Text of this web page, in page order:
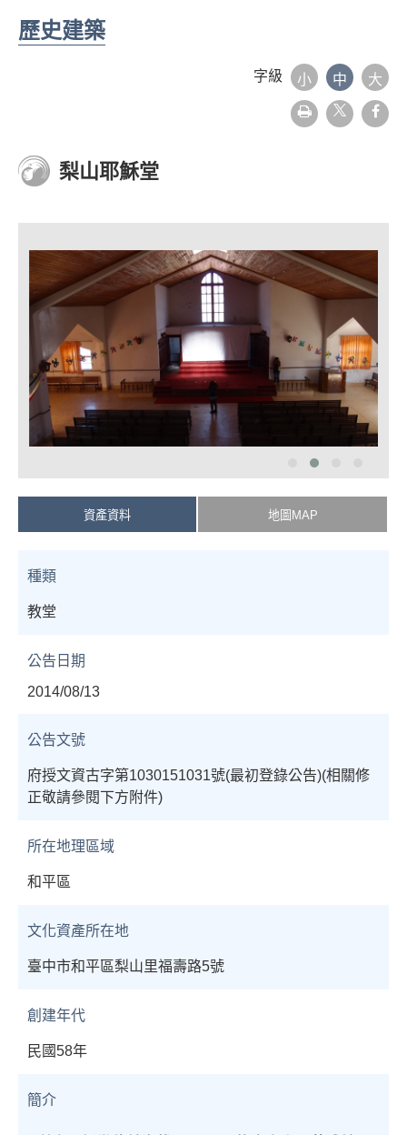
歷史建築
字級 小 中 大
友
善
梨山耶穌堂
資產資料 地圖MAP
種類
教堂
公告日期
2014/08/13
公告文號
府授文資古字第1030151031號(最初登錄公告)(相關修
正敬請參閱下方附件)
所在地理區域
和平區
文化資產所在地
臺中市和平區梨山里福壽路5號
創建年代
民國58年
簡介